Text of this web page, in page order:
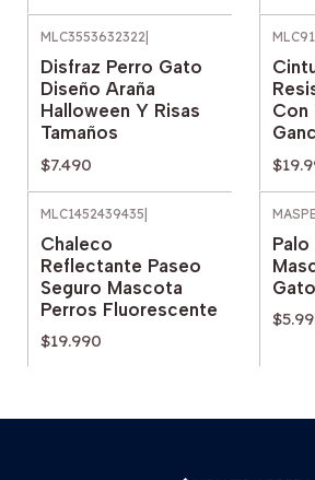
MLC3553632322
Disfraz Perro Gato
Diseño Araña
Halloween Y Risas
Tamaños
$7.490
Con
MLC1452439435|
Chaleco
Reflectante Paseo
Seguro Mascota
Perros Fluorescente
$19.990
Palo